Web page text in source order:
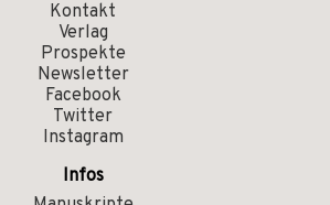
Kontakt
Verlag
Prospekte
Newsletter
Facebook
Twitter
Instagram
Infos